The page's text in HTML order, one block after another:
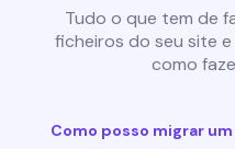
Tudo o que tem de
ficheiros do seu site e
como
Como posso migrar